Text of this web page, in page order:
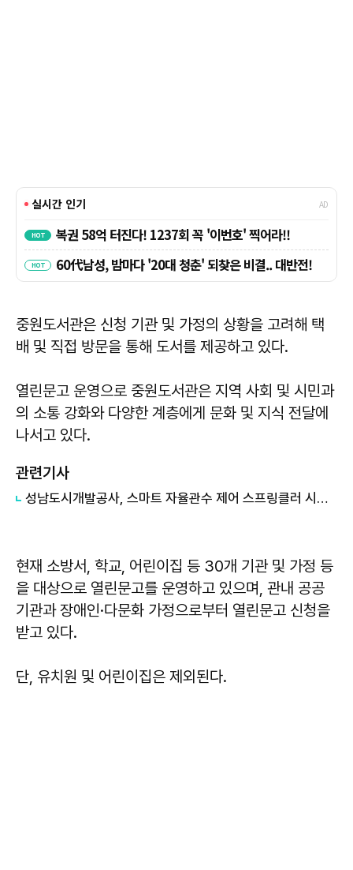
중원도서관은 신청 기관 및 가정의 상황을 고려해 택
배 및 직접 방문을 통해 도서를 제공하고 있다.
열린문고 운영으로 중원도서관은 지역 사회 및 시민과
의 소통 강화와 다양한 계층에게 문화 및 지식 전달에
나서고 있다.
관련기사
성남도시개발공사, 스마트 자율관수 제어 스프링클러 시스템 공동특허 등록
현재 소방서, 학교, 어린이집 등 30개 기관 및 가정 등
을 대상으로 열린문고를 운영하고 있으며, 관내 공공
기관과 장애인·다문화 가정으로부터 열린문고 신청을
받고 있다.
단, 유치원 및 어린이집은 제외된다.